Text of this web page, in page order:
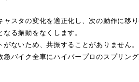
ャスタの変化を適正化し、次の動作に移
る振動をなくします。
ないため、共振することがありません。
バイク全車にハイパープロのスプリング